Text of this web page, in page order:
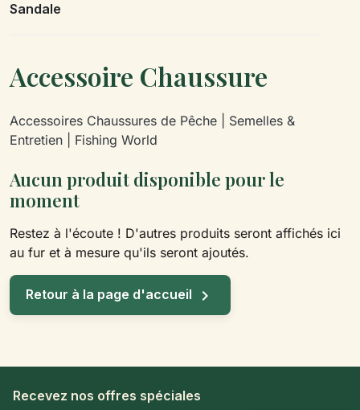
Sandale
Accessoire Chaussure
Accessoires Chaussures de Pêche | Semelles &
Entretien | Fishing World
Aucun produit disponible pour le
moment
Restez à l'écoute ! D'autres produits seront affichés ici
au fur et à mesure qu'ils seront ajoutés.
Retour à la page d'accueil 
Recevez nos offres spéciales